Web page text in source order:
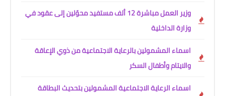
وزير العمل مباشرة 12 ألف مستفيد محوّلين إلى عقود في
وزارة الداخلية
اسماء المشمولين بالرعاية الاجتماعية من ذوي الإعاقة
والايتام وأطفال السكر
اسماء الرعاية الاجتماعية المشمولين بتحديث البطاقة